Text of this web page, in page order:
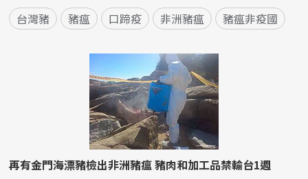
台灣豬 豬瘟 口蹄疫 非洲豬瘟 豬瘟非疫國
再有金門海漂豬檢出非洲豬瘟 豬肉和加工品禁輸台1週